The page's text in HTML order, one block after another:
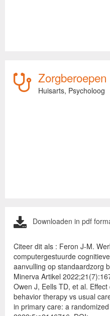
Zorgberoepen
Huisarts, Psycholoog
Downloaden in pdf
Citeer dit als : Feron J-M.
computergestuurde
aanvulling op standaardzorg
Minerva Artikel
Owen J, Eells TD, et al.
behavior therapy vs usual
in primary care: a